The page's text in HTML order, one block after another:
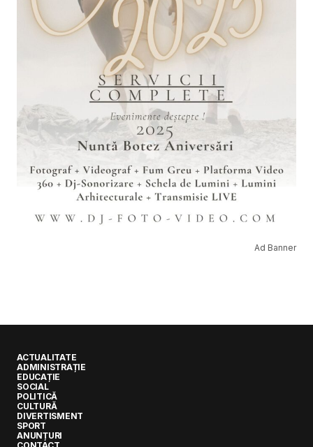
Ad Banner
ACTUALITATE
ADMINISTRAȚIE
EDUCAȚIE
SOCIAL
POLITICĂ
CULTURĂ
DIVERTISMENT
SPORT
ANUNȚURI